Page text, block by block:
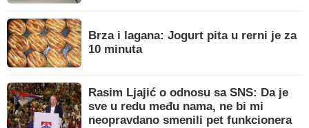
Brza i lagana: Jogurt pita u rerni je za
10 minuta
Rasim Ljajić o odnosu sa SNS: Da je
sve u redu među nama, ne bi mi
neopravdano smenili pet funkcionera